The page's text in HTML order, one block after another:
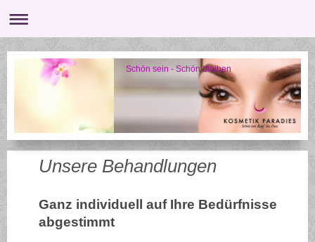
Schön sein - Schön bleiben
Unsere Behandlungen
Ganz individuell auf Ihre Bedürfnisse
abgestimmt